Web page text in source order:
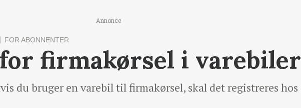
Annonce
FOR ABONNENTER
firmakørsel i varebiler
du bruger en varebil til firmakørsel, skal det registreres hos